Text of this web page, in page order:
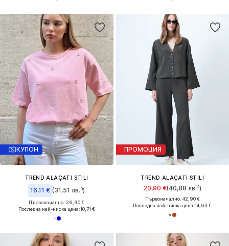
КУПОН
TREND ALAÇATI STILI
16,11 € (31,51 лв.³)
Първоначално: 26,90 €
Последна най-ниска цена:10,74 €
ПРОМОЦИЯ
TREND ALAÇATI STILI
20,90 €(40,88 лв.³)
Първоначално: 42,90 €
Последна най-ниска цена:14,63 €